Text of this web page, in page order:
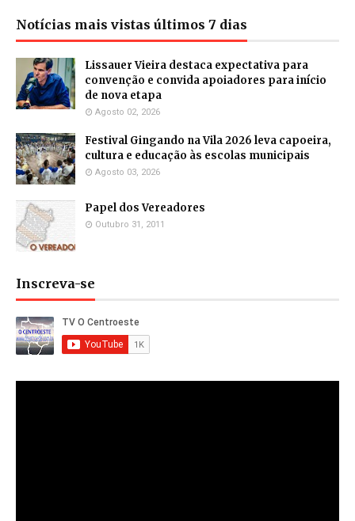
Notícias mais vistas últimos 7 dias
Lissauer Vieira destaca expectativa para
convenção e convida apoiadores para início
de nova etapa
Agosto 02, 2026
Festival Gingando na Vila 2026 leva capoeira,
cultura e educação às escolas municipais
Agosto 03, 2026
Papel dos Vereadores
Outubro 31, 2011
Inscreva-se